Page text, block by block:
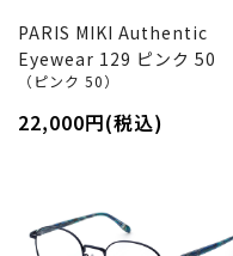
PARIS MIKI Authentic
Eyewear 129 ピンク 50
（ピンク 50）
22,000円(税込)